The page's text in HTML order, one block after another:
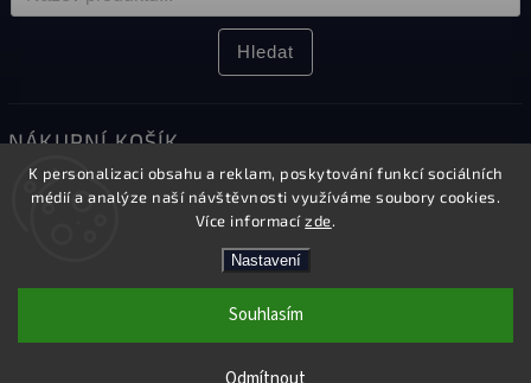
K personalizaci obsahu a reklam, poskytování funkcí sociálních
médií a analýze naší návštěvnosti využíváme soubory cookies.
Více informacízde.
Nastavení
Souhlasím
Kamenná prodejna v Českém Těšíně
Hledat
NÁKUPNÍ KOŠÍK
0ks /0 Kč
Copyright 2026Elektro Sikora. Všechna práva vyhrazena.
Upravit nastavení cookies